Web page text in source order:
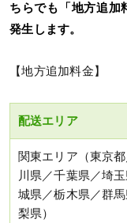
ちらでも「地方追加
発生します。
【地方追加料金】
配送エリア
関東エリア（東京
川県／千葉県／埼
城県／栃木県／群
梨県）